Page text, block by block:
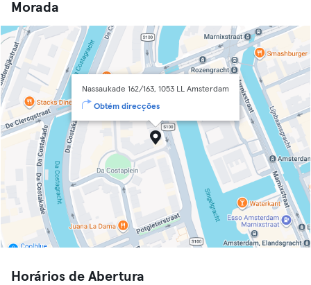
Morada
Nassaukade 162/163, 1053 LL Amsterdam
Obtém direcções
Horários de Abertura